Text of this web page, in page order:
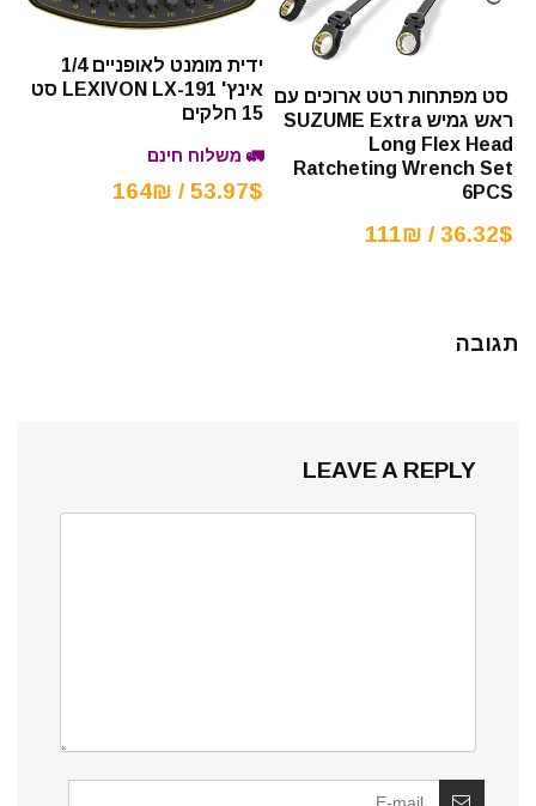
סט מפתחות רטט ארוכים עם
ראש גמיש SUZUME Extra
Long Flex Head
Ratcheting Wrench Set
6PCS
36.32$ / 111₪
ידית מומנט לאופניים 1/4
אינץ' LEXIVON LX-191 סט
15 חלקים
🚛 משלוח חינם
53.97$ / 164₪
תגובה
LEAVE A REPLY